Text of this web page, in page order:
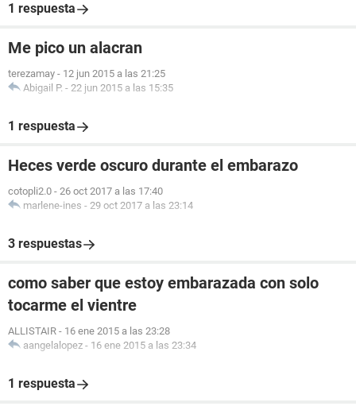
1 respuesta
Me pico un alacran
terezamay - 12 jun 2015 a las 21:25
Abigail P. - 22 jun 2015 a las 15:35
1 respuesta
Heces verde oscuro durante el embarazo
cotopli2.0 - 26 oct 2017 a las 17:40
marlene-ines - 29 oct 2017 a las 23:14
3 respuestas
como saber que estoy embarazada con solo
tocarme el vientre
ALLISTAIR - 16 ene 2015 a las 23:28
aangelalopez - 16 ene 2015 a las 23:34
1 respuesta